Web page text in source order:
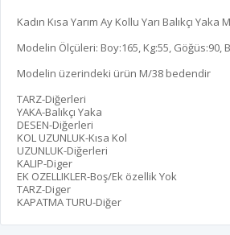
Kadın Kısa Yarım Ay Kollu Yarı Balıkçı
Modelin Ölçüleri: Boy:165, Kg:55, Göğüs:90,
Modelin üzerindeki ürün M/38 bedendir
TARZ-Diğerleri
YAKA-Balıkçı Yaka
DESEN-Diğerleri
KOL UZUNLUK-Kısa Kol
UZUNLUK-Diğerleri
KALIP-Diger
EK OZELLIKLER-Boş/Ek özellik Yok
TARZ-Diger
KAPATMA TURU-Diğer